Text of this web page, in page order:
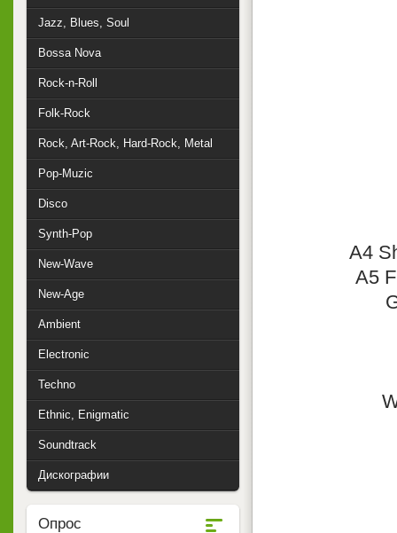
A4
A5
Jazz, Blues, Soul
Bossa Nova
Rock-n-Roll
Folk-Rock
Rock, Art-Rock, Hard-Rock, Metal
Pop-Muzic
Disco
Synth-Pop
New-Wave
New-Age
Ambient
Electronic
Techno
Ethnic, Enigmatic
Soundtrack
Дискографии
Опрос